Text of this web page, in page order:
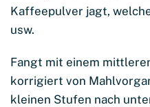
Kaffeepulver jagt,
usw.
Fangt mit einem
korrigiert von
kleinen Stufen nach